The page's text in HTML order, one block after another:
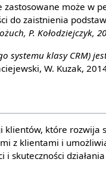
może w
do zaistnienia
P. Kołodziejczyk,
systemu klasy CRM)
W. Kuzak,
klientów, które rozwija
z klientami i
skuteczności